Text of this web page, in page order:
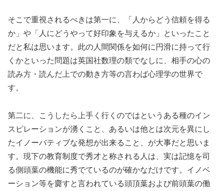
そこで重視されるべきは第一に、「人からどう信頼を得る
か」や「人にどうやって好印象を与えるか」といったこと
だと私は思います。此の人間関係を如何に円滑に持って行
くかといった問題は英国社数理の類でなしに、相手の心の
読み方・読んだ上での動き方等の言わば心理学の世界で
す。
第二に、こうしたら上手く行くのではというある種のイン
スピレーションが湧くこと、あるいは他とは次元を異にし
たイノーバティブな発想が出来ること、が大事だと思いま
す。現下の教育制度で秀才と称される人は、実は記憶を司
る側頭葉の機能に秀でているのが確かなだけです。イノベ
ーション等を齎すと言われている頭頂葉および前頭葉の働